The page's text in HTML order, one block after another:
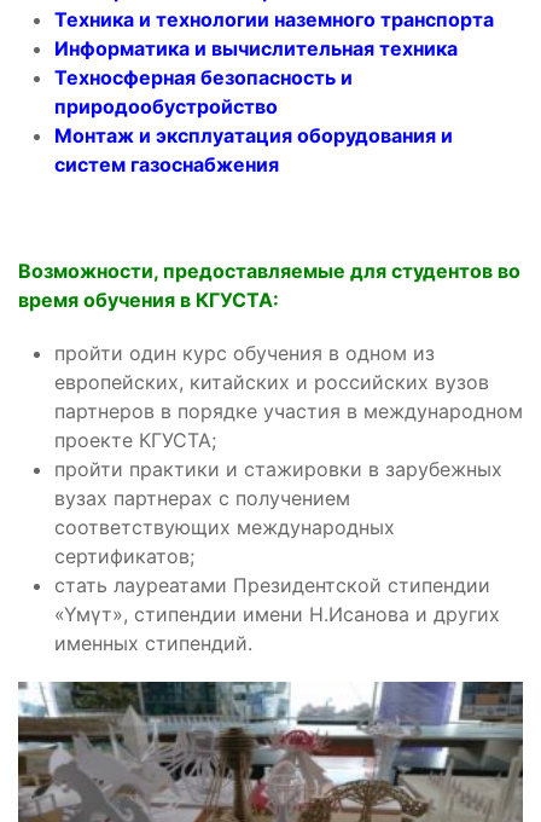
Техника и технологии наземного транспорта
Информатика и вычислительная техника
Техносферная безопасность и
природообустройство
Монтаж и эксплуатация оборудования и
систем газоснабжения
Возможности, предоставляемые для студентов во
время обучения в КГУСТА:
пройти один курс обучения в одном из
европейских, китайских и российских вузов
партнеров в порядке участия в международном
проекте КГУСТА;
пройти практики и стажировки в зарубежных
вузах партнерах с получением
соответствующих международных
сертификатов;
стать лауреатами Президентской стипендии
«Үмүт», стипендии имени Н.Исанова и других
именных стипендий.